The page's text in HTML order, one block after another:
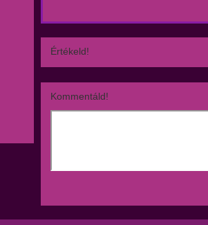
Értékeld!
Kommentáld!